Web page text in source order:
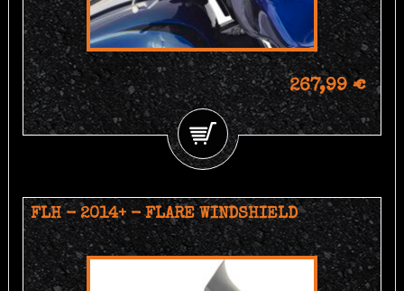
267,99 €
FLH - 2014+ - FLARE WINDSHIELD